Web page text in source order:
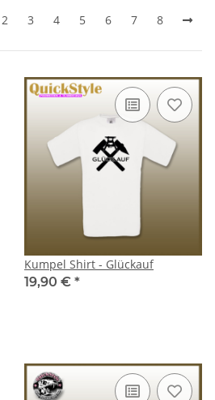
2 3 4 5 6 7 8
Kumpel Shirt - Glückauf
19,90 € *